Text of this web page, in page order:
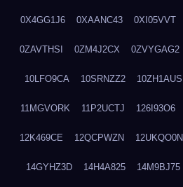
0X4GG1J6 0XAANC43 0XI05VVT
0ZAVTHSI 0ZM4J2CX 0ZVYGAG2
10LFO9CA 10SRNZZ2 10ZH1AUS
11MGVORK 11P2UCTJ 126I93O6
12K469CE 12QCPWZN 12UKQO0N
14GYHZ3D 14H4A825 14M9BJ75